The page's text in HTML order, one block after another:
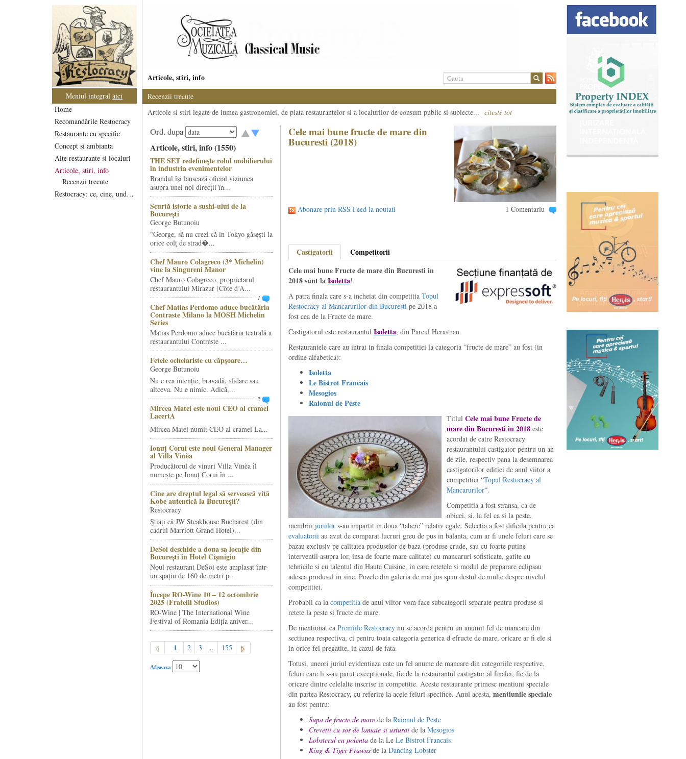
Meniul integralaici
Home
Recomandările Restocracy
Restaurante cu specific
Concept si ambianta
Alte restaurante si localuri
Articole, stiri, info
Recenzii trecute
Restocracy: ce, cine, unde...
Articole, stiri, info
Recenzii trecute
Articole si stiri legate de lumea gastronomiei, de piata restaurantelor si a localurilor de consum public si subiecte... citeste tot
Ord. dupa
Articole, stiri, info (1550)
THE SET redefinește rolul mobilierului
în industria evenimentelor
Brandul își lansează oficial viziunea
asupra unei noi direcții în...
Scurtă istorie a sushi-ului de la
București
George Butunoiu
"George, să nu crezi că în Tokyo găsești la
orice colț de strad�...
Chef Mauro Colagreco (3* Michelin)
vine la Singureni Manor
Chef Mauro Colagreco, proprietarul
restaurantului Mirazur (Côte d’A...
1
Chef Matias Perdomo aduce bucătăria
Contraste Milano la MOSH Michelin
Series
Matias Perdomo aduce bucătăria teatrală a
restaurantului Contraste ...
Fetele ochelariste cu căpșoare…
George Butunoiu
Nu e rea intenție, bravadă, sfidare sau
altceva. Nu e nimic. Adică,...
2
Mircea Matei este noul CEO al cramei
LacertA
Mircea Matei numit CEO al cramei La...
Ionuț Corui este noul General Manager
al Villa Vinèa
Producătorul de vinuri Villa Vinèa îl
numește pe Ionuț Corui în ...
Cine are dreptul legal să servească vită
Kobe autentică la București?
Restocracy
Știați că JW Steakhouse Bucharest (din
cadrul Marriott Grand Hotel)...
DeSoi deschide a doua sa locație din
București în Hotel Cișmigiu
Noul restaurant DeSoi este amplasat într-
un spațiu de 160 de metri p...
Începe RO-Wine 10 – 12 octombrie
2025 (Fratelli Studios)
RO-Wine | The International Wine
Festival of Romania Ediția aniver...
1 2 3 .. 155
Afiseaza
Cele mai bune fructe de mare din
Bucuresti (2018)
Abonare prin RSS Feed la noutati 1 Comentariu
Castigatorii
Competitorii
Cele mai bune Fructe de mare din Bucuresti in
2018 sunt laIsoletta!
A patra finala care s-a incheiat din competitia Topul
Restocracy al Mancarurilor din Bucurestipe 2018 a
fost cea de la Fructe de mare.
Castigatorul este restaurantul Isoletta, din Parcul Herastrau.
Restaurantele care au intrat in finala competitiei la categoria “fructe de mare” au fost (in
ordine alfabetica):
Isoletta
Le Bistrot Francais
Mesogios
Raionul de Peste
Titlul Cele mai bune Fructe de
mare din Bucuresti in 2018este
acordat de catre Restocracy
restaurantului castigator pentru un an
de zile, respectiv pana la desemnarea
castigatorilor editiei de anul viitor a
competitiei “Topul Restocracy al
Mancarurilor“.
Competitia a fost stransa, ca de
obicei, si, la fel ca si la peste,
membrii juriilors-au impartit in doua “tabere” relativ egale. Selectia a fost dificila pentru ca
evaluatoriiau avut de comparat lucruri greu de pus in balanta, cum ar fi unele feluri care se
bazau exclusiv pe calitatea produselor de baza (produse crude, sau cu foarte putine
interventii asupra lor, insa de foarte mare calitate) cu mancaruri sofisticate, gatite cu
tehnicile si cu talentul din Haute Cuisine, in care retetele si modul de preparare eclipsau
adesea produsul in sine. Pozele din galeria de mai jos spun destul de multe despre nivelul
competitiei.
Probabil ca la competitiade anul viitor vom face subcategorii separate pentru produse si
retete la peste si fructe de mare.
De mentionat ca Premiile Restocracynu se acorda pentru un anumit fel de mancare din
sectiunea respectiva, ci pentru toata categoria generica d efructe de mare, oricare ar fi ele si
in orice fel pregatite, in cazul de fata.
Totusi, uneori juriul evidentiaza cate un fel anume de mancare din categoriile respective,
feluri care li s-au parut exceptionale, fie de la restaurantul castigator al finalei, fie de la
oricare dintre celelalte inscrise in competitie. Aceste restaurante primesc mentiuni speciale
din partea Restocracy, cu referire la acele feluri specifice. Anul acesta, mentiunile speciale
au fost pentru:
Supa de fructe de mare de la Raionul de Peste
Crevetii cu sos de lamaie si usturoide la Mesogios
Lobsterul cu polentade la Le Le Bistrot Francais
King & Tiger Prawnsde la Dancing Lobster